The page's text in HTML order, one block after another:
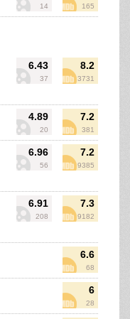
14 165
6.43
37
8.2
3731
4.89
20
7.2
381
6.96
56
7.2
9385
6.91
208
7.3
9182
6.6
68
6
28